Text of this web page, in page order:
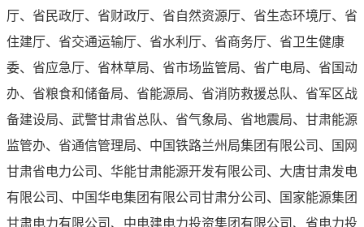
厅、省民政厅、省财政厅、省自然资源厅、省生态环境厅、省
住建厅、省交通运输厅、省水利厅、省商务厅、省卫生健康
委、省应急厅、省林草局、省市场监管局、省广电局、省国动
办、省粮食和储备局、省能源局、省消防救援总队、省军区战
备建设局、武警甘肃省总队、省气象局、省地震局、甘肃能源
监管办、省通信管理局、中国铁路兰州局集团有限公司、国网
甘肃省电力公司、华能甘肃能源开发有限公司、大唐甘肃发电
有限公司、中国华电集团有限公司甘肃分公司、国家能源集团
甘肃电力有限公司、中电建电力投资集团有限公司、省电力投